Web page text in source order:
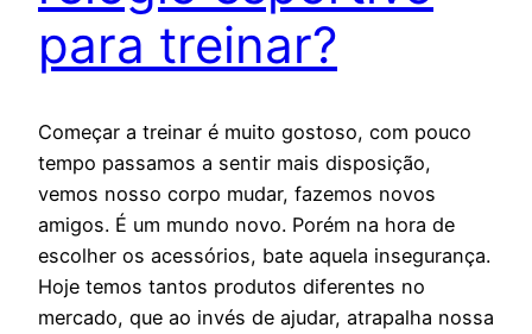
para treinar?
Começar a treinar é muito gostoso, com pouco
tempo passamos a sentir mais disposição,
vemos nosso corpo mudar, fazemos novos
amigos. É um mundo novo. Porém na hora de
escolher os acessórios, bate aquela insegurança.
Hoje temos tantos produtos diferentes no
mercado, que ao invés de ajudar, atrapalha nossa